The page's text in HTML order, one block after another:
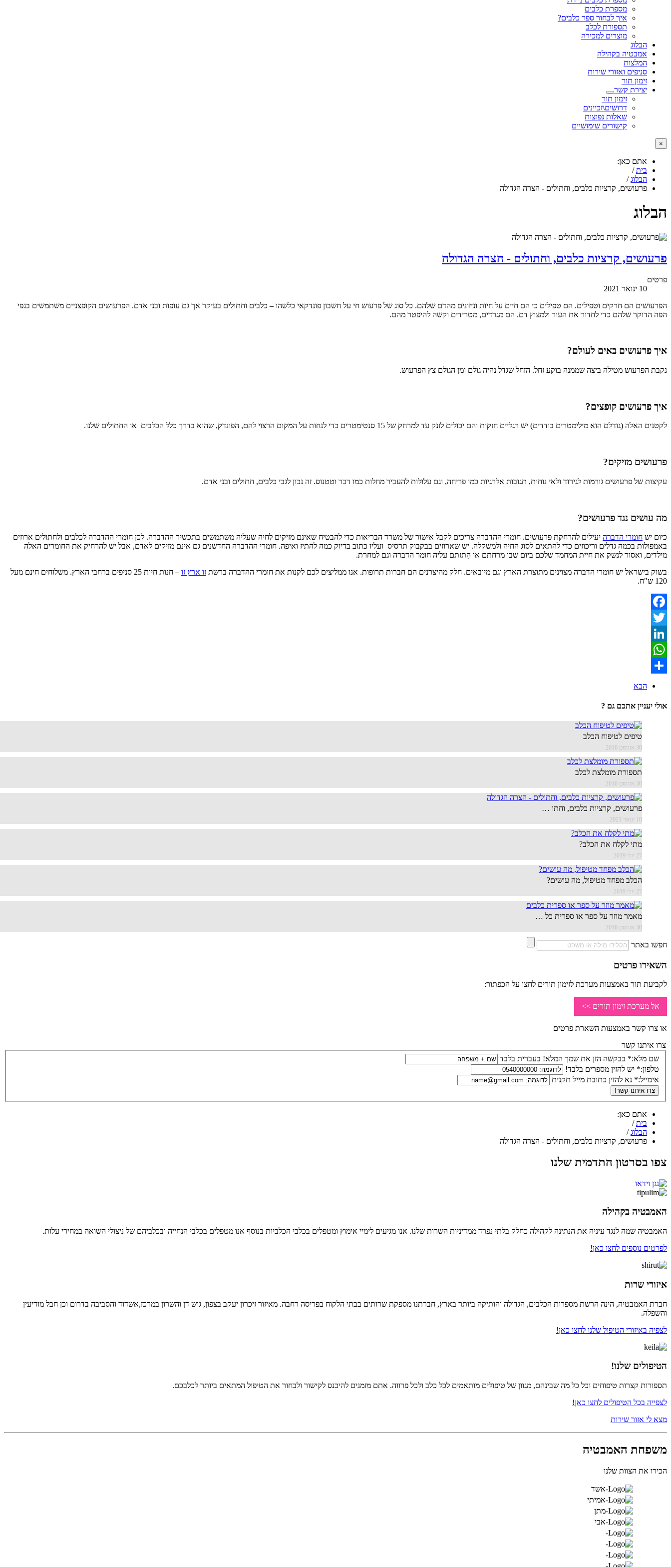
מספרת כלבים
איך לבחור ספר כלבים?
תספורת לכלב
מוצרים למכירה
הבלוג
אמבטיה בקהילה
המלצות
סניפים ואזורי שירות
זימון תור
יצירת קשר
זימון תור
דרושים\זכיינים
שאלות נפוצות
קישורים שימושיים
×
אתם כאן:
בית /
הבלוג /
פרעושים, קרציות כלבים, וחתולים - הצרה הגדולה
הבלוג
פרעושים, קרציות כלבים, וחתולים - הצרה הגדולה
פרטים
10 ינואר 2021
הפרעושים הם חרקים וטפילים. הם טפילים כי הם חיים על חיות וניזונים מהדם שלהם. כל סוג של פרעוש חי על חשבון פונדקאי כלשהו – כלבים וחתולים בעיקר אך גם עופות ובני אדם. הפרעושים הקופצניים משתמשים בגפי
הפה הדוקר שלהם כדי לחדור את העור ולמצוץ דם. הם מגרדים, מטרידים וקשה להיפטר מהם.
איך פרעושים באים לעולם?
נקבת הפרעוש מטילה ביצה שממנה בוקע זחל. הזחל שגדל נהיה גולם ומן הגולם צץ הפרעוש.
איך פרעושים קופצים?
לקטנים האלה (גודלם הוא מילימטרים בודדים) יש רגליים חזקות והם יכולים לזנק עד למרחק של 15 סנטימטרים כדי לנחות על המקום הרצוי להם, הפונדק, שהוא בדרך כלל הכלבים או החתולים שלנו.
פרעושים מזיקים?
עקיצות של פרעושים גורמות לגירוד ולאי נוחות, תגובות אלרגיות כמו פריחה, וגם עלולות להעביר מחלות כמו דבר וטטנוס. זה נכון לגבי כלבים, חתולים ובני אדם.
מה עושים נגד פרעושים?
כיום יש חומרי הדברה יעילים להרחקת פרעושים. חומרי ההדברה צריכים לקבל אישור של משרד הבריאות כדי להבטיח שאינם מזיקים לחיה שעליה משתמשים בתכשיר ההדברה. לכן חומרי ההדברה לכלבים ולחתולים ארוזים
באמפולות בכמה גדלים וריכוזים כדי להתאים לסוג החיה ולמשקלה. יש שארוזים בבקבוק תרסיס ועליו כתוב בדיוק כמה להתיז ואיפה. חומרי ההדברה החדשנים גם אינם מזיקים לאדם, אבל יש להרחיק את החומרים האלה
מילדים, ואסור לנשק את חיית המחמד שלכם ביום שבו מרחתם או הִתזתם עליה חומר הדברה וגם למחרת.
בשוק בישראל יש חומרי הדברה מצוינים מתוצרת הארץ וגם מיובאים. חלק מהיצרנים הם חברות תרופות. אנו ממליצים לכם לקנות את חומרי ההדברה ברשת זו ארץ זו
– חנות חיות 25 סניפים ברחבי הארץ. משלוחים חינם מעל
120 ש"ח.
Facebook
Twitter
LinkedIn
WhatsApp
הבא
אולי יעניין אתכם גם ?
טיפים לטיפוח הכלב
30 אוגוסט 2016
תספורת מומלצת לכלב
30 אוגוסט 2016
פרעושים, קרציות כלבים, וחתו …
10 ינואר 2021
מתי לקלח את הכלב?
27 יולי 2019
הכלב מפחד מטיפול, מה עושים?
27 יולי 2019
מאמר מוזר על ספר או ספרית כל …
30 אוגוסט 2016
חפשו באתר
השאירו פרטים
לקביעת תור באמצעות מערכת לזימון תורים לחצו על הכפתור:
אל מערכת זימון תורים >>
או צרו קשר באמצעות השארת פרטים
צרו איתנו קשר
שם מלא:* בבקשה הזן את שמך המלא! בעברית בלבד
טלפון:* יש להזין מספרים בלבד!
אימייל:* נא להזין כתובת מייל תקנית
אתם כאן:
בית /
הבלוג /
פרעושים, קרציות כלבים, וחתולים - הצרה הגדולה
צפו בסרטון התדמית שלנו
האמבטיה בקהילה
האמבטיה שמה לנגד עיניה את הנתינה לקהילה כחלק בלתי נפרד ממדיניות השרות שלנו. אנו מגיעים לימיי אימוץ ומטפלים בכלבי הכלביות בנוסף אנו מטפלים בכלבי הנחייה ובכלביהם של ניצולי השואה במחירי עלות.
לפרטים נוספים לחצו כאן!
איזורי שרות
חברת האמבטיה, הינה הרשת מספרות הכלבים, הגדולה והותיקה ביותר בארץ, חברתנו מספקת שרותים בבתי הלקוח בפריסה רחבה. מאיזור זיכרון יעקב בצפון, גוש דן והשרון במרכז,אשדוד והסביבה בדרום וכן חבל מודיעין
והשפלה.
לצפיה באיזורי הטיפול שלנו לחצו כאן!
הטיפולים שלנו!
תספורות קצרות טיפוחים וכל כל מה שבינהם, מגוון של טיפולים מותאמים לכל כלב ולכל פרווה. אתם מזמנים להיכנס לקישור ולבחור את הטיפול המתאים ביותר לכלבכם.
לצפייה בכל הטיפולים לחצו כאן!
מצא לי אזור שירות
משפחת האמבטיה
הכירו את הצוות שלנו